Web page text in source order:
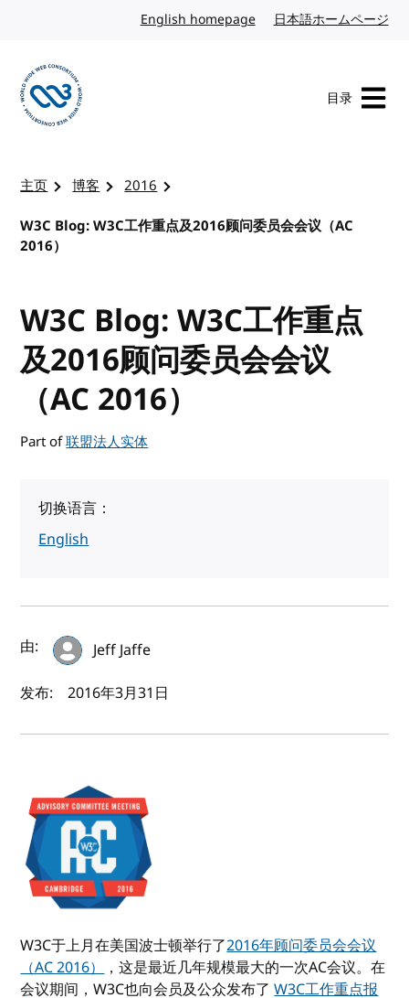
English homepage英文日本語ホームページ
目录
主页 博客
2016
W3C Blog: W3C工作重点及2016顾问委员会会议（AC
2016）
W3C Blog: W3C工作重点
及2016顾问委员会会议
（AC 2016）
Part of联盟法人实体
切换语言：
English
作者及发布日期
由:
Jeff Jaffe
发布:
2016年3月31日
W3C于上月在美国波士顿举行了2016年顾问委员会会议
（AC 2016），这是最近几年规模最大的一次AC会议。在
会议期间，W3C也向会员及公众发布了W3C工作重点报